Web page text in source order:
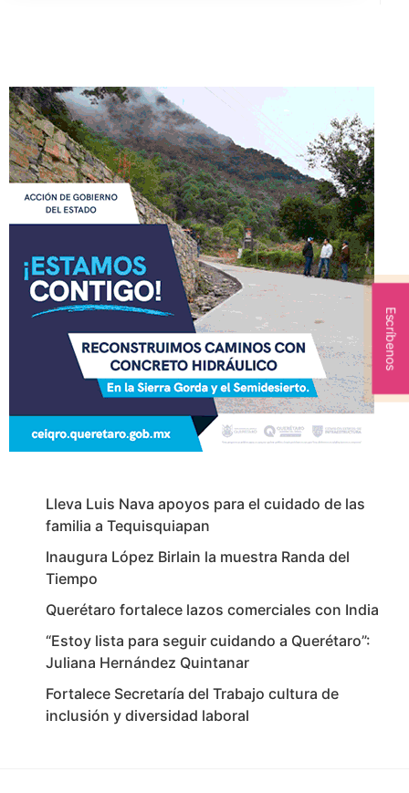
Lleva Luis Nava apoyos para el cuidado de las
familia a Tequisquiapan
Inaugura López Birlain la muestra Randa del
Tiempo
Querétaro fortalece lazos comerciales con India
“Estoy lista para seguir cuidando a Querétaro”:
Juliana Hernández Quintanar
Fortalece Secretaría del Trabajo cultura de
inclusión y diversidad laboral
Escríbenos